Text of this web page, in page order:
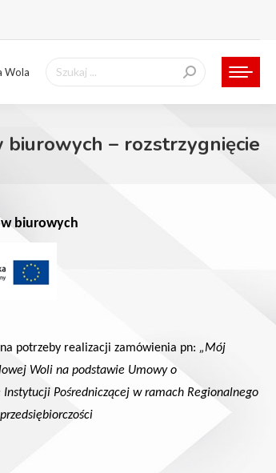
Wola Szukaj:
biurowych – rozstrzygnięcie
biurowych
na potrzeby realizacji zamówienia pn: „Mój
Woli na podstawie Umowy o
Pośredniczącej w ramach Regionalnego